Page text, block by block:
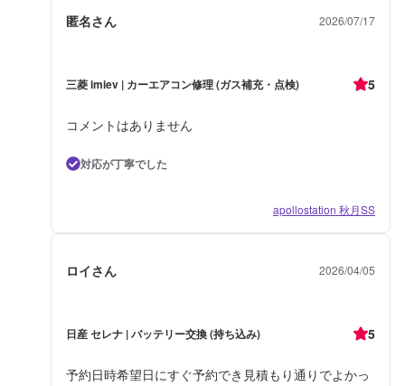
匿名さん 2026/07/17
三菱 imiev | カーエアコン修理 (ガス補充・点検) 5
コメントはありません
対応が丁寧でした
apollostation 秋月SS
ロイさん 2026/04/05
日産 セレナ | バッテリー交換 (持ち込み) 5
予約日時希望日にすぐ予約でき見積もり通りでよかっ